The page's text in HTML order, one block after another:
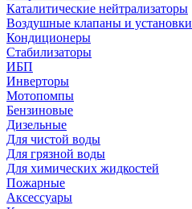
Каталитические нейтрализаторы
Воздушные клапаны и установки
Кондиционеры
Стабилизаторы
ИБП
Инверторы
Мотопомпы
Бензиновые
Дизельные
Для чистой воды
Для грязной воды
Для химических жидкостей
Пожарные
Аксессуары